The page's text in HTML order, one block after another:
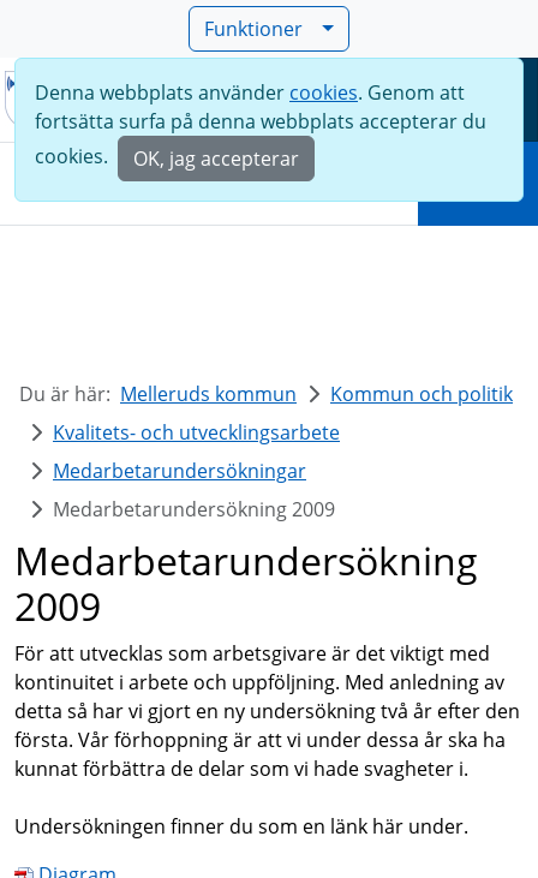
Funktioner
Meny
Denna webbplats använder cookies. Genom att
fortsätta surfa på denna webbplats accepterar du
cookies.
OK, jag accepterar
Du är här: Melleruds kommun
Kommun och politik
Kvalitets- och utvecklingsarbete
Medarbetarundersökningar
Medarbetarundersökning 2009
Medarbetarundersökning
2009
För att utvecklas som arbetsgivare är det viktigt med
kontinuitet i arbete och uppföljning. Med anledning av
detta så har vi gjort en ny undersökning två år efter den
första. Vår förhoppning är att vi under dessa år ska ha
kunnat förbättra de delar som vi hade svagheter i.
Undersökningen finner du som en länk här under.